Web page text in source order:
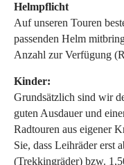
Helmpflicht
Auf unseren Touren
passenden Helm
Anzahl zur Verfügung
Kinder:
Grundsätzlich sind wir
guten Ausdauer und
Radtouren aus eigener
Sie, dass Leihräder erst
(Trekkingräder) bzw.